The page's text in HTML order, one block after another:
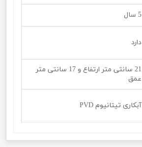
5 سال
دارد
21 سانتی متر ارتفاع و 17 سانتی متر
عمق
آبکاری تیتانیوم PVD